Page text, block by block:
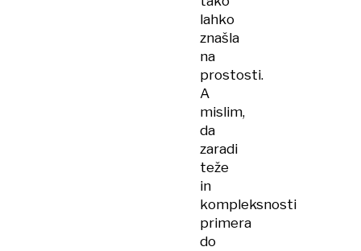
lahko
znašla
na
prostosti.
A
mislim,
da
zaradi
teže
in
kompleksnosti
primera
do